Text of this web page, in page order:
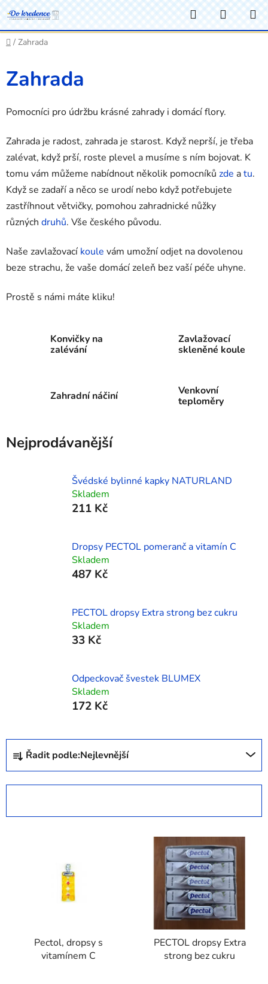
Přejít
na
obsah
Hledat
KOŠÍK
Domů
/ Zahrada
Zahrada
Pomocníci pro údržbu krásné zahrady i domácí flory.
Zahrada je radost, zahrada je starost. Když neprší, je třeba
zalévat, když prší, roste plevel a musíme s ním bojovat. K
tomu vám můžeme nabídnout několik pomocníků zde atu.
Když se zadaří a něco se urodí nebo když potřebujete
zastříhnout větvičky, pomohou zahradnické nůžky
různých druhů. Vše českého původu.
Naše zavlažovací koule vám umožní odjet na dovolenou
beze strachu, že vaše domácí zeleň bez vaší péče uhyne.
Prostě s námi máte kliku!
Konvičky na
zalévání
Zavlažovací
skleněné koule
Zahradní náčiní
Venkovní
teploměry
Nejprodávanější
Švédské bylinné kapky NATURLAND
Skladem
211 Kč
Dropsy PECTOL pomeranč a vitamín C
Skladem
487 Kč
PECTOL dropsy Extra strong bez cukru
Skladem
33 Kč
Odpeckovač švestek BLUMEX
Skladem
172 Kč
Ř
z
Řadit podle:Nejlevnější
Pectol, dropsy s
vitamínem C
PECTOL dropsy Extra
strong bez cukru